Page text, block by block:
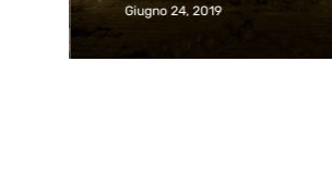
Giugno 24, 2019